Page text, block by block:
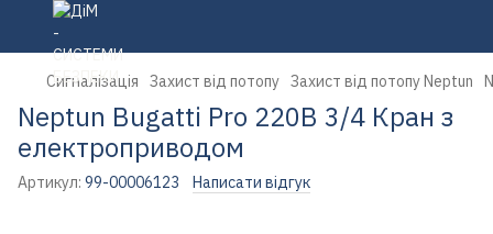
Сигналізація Захист від потопу Захист від потопу Neptun
Neptun Bugatti Pro 220В 3/4 Кран з
електроприводом
Артикул: 99-00006123 Написати відгук